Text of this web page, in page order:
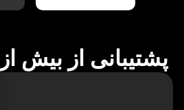
پشتیبانی از بیش از ۱۰۰ رمزارز